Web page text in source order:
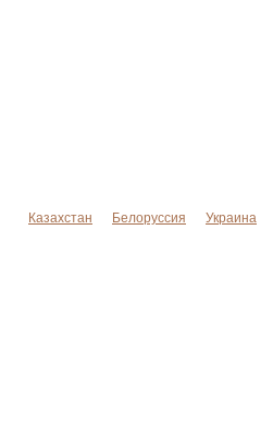
Казахстан Белоруссия Украина